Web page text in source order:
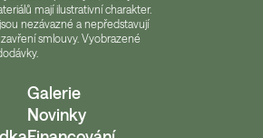
mají ilustrativní charakter.
nezávazné a nepředstavují
smlouvy. Vyobrazené
Galerie
Novinky